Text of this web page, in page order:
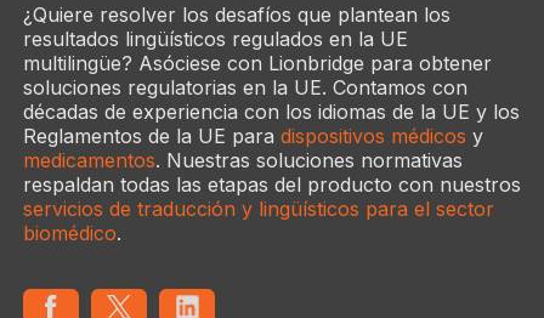
¿Quiere resolver los desafíos que plantean los
resultados lingüísticos regulados en la UE
multilingüe? Asóciese con Lionbridge para obtener
soluciones regulatorias en la UE. Contamos con
décadas de experiencia con los idiomas de la UE y los
Reglamentos de la UE para dispositivos médicos y
medicamentos. Nuestras soluciones normativas
respaldan todas las etapas del producto con nuestros
servicios de traducción y lingüísticos para el sector
biomédico.